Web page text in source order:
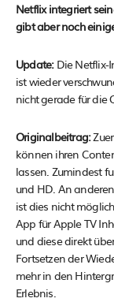
Netflix integriert
gibt aber noch
Update:Die Netflix-
ist wieder
nicht gerade für die
Originalbeitrag:
können ihren
lassen. Zumindest
und HD. An
ist dies nicht
App für Apple TV
und diese direkt
Fortsetzen der
mehr in den
Erlebnis.